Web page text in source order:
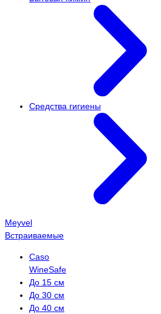
Средства гигиены
Meyvel
Встраиваемые
Caso
WineSafe
До 15 см
До 30 см
До 40 см